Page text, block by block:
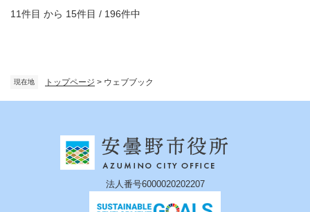
現在地 トップページ > ウェブブック
11件目 から 15件目 / 196件中
法人番号6000020202207